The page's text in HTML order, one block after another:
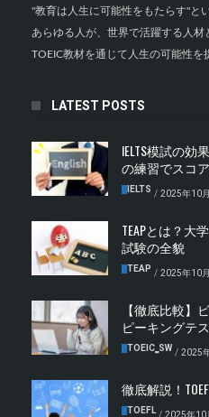
"教育は人生に可能性をもたらす"と
あらゆる人が、世界で活躍する人
TOEIC教材を通じて人生の可能性を
LATEST POSTS
IELTS模試の効
の練習でスコ
IELTS / 2025年10
TEAPとは？大
試験の全貌
TEAP / 2025年10
【徹底比較】
ピーキングテ
TOEIC‗SW / 2025
徹底解説！
TOEFL / 2025年10